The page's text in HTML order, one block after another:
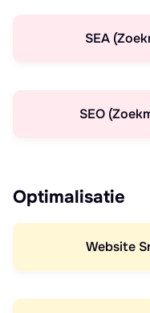
SEA
SEO
Optimalisatie
Website